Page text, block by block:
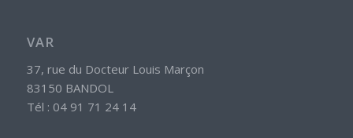
VAR
37, rue du Docteur Louis Marçon
83150 BANDOL
Tél : 04 91 71 24 14